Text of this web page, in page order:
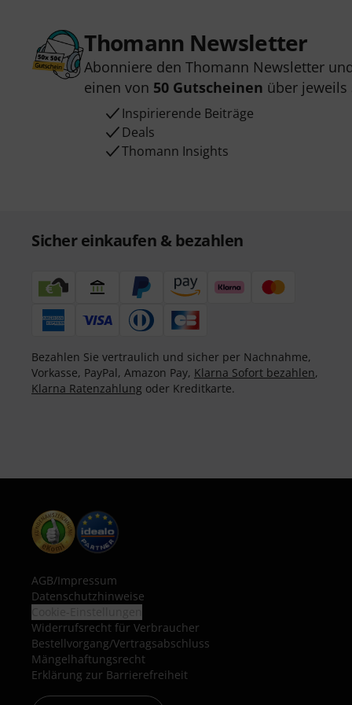
Thomann Newsletter
Abonniere den Thomann Newsletter
einen von 50 Gutscheinen über jeweils
Inspirierende Beiträge
Deals
Thomann Insights
Sicher einkaufen & bezahlen
Bezahlen Sie vertraulich und sicher per Nachnahme,
Vorkasse, PayPal, Amazon Pay, Klarna Sofort bezahlen,
Klarna Ratenzahlung oder Kreditkarte.
AGB/Impressum
Datenschutzhinweise
Widerrufsrecht für Verbraucher
Bestellvorgang/Vertragsabschluss
Mängelhaftungsrecht
Erklärung zur Barrierefreiheit